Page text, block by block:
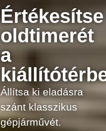
Értékesítse
oldtimerét
a
Állítsa ki eladásra
szánt klasszikus
gépjárművét.